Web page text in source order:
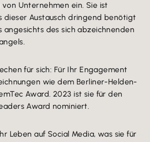
Unternehmen ein. Sie ist
dieser Austausch dringend benötigt
angesichts des sich abzeichnenden
für sich: Für Ihr Engagement
wie dem Berliner-Helden-
Award. 2023 ist sie für den
Award nominiert.
Leben auf Social Media, was sie für